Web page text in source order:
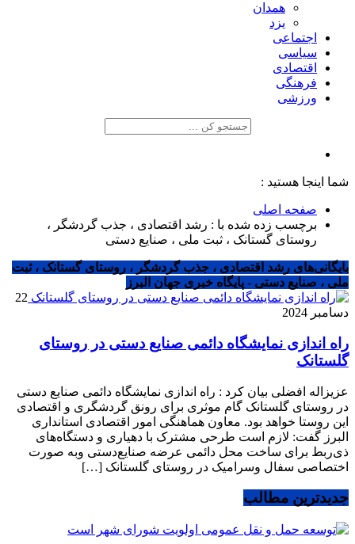
همدان
یزد
اجتماعی
سیاسی
اقتصادی
فرهنگی
ورزشی
شما اینجا هستید :
صفحه اصلی
برچسب زده شده با : رشد اقتصادی ، جذب گردشگر ،
روستای گستانک ، ثبت ملی ، صنایع دستی
بایگانی‌های رشد اقتصادی ، جذب گردشگر ، روستای گستانک ، ثبت
ملی ، صنایع دستی - پایگاه خبری جهان البرز
22
دسامبر 2024
راه اندازی نمایشگاه دائمی صنایع دستی در روستای
گلستانک
عزیزاله افضلی بیان کرد : راه اندازی نمایشگاه دائمی صنایع دستی
در روستای گلستانک گام موثری برای رونق گردشگری و اقتصادی
این روستا خواهد بود. معاون هماهنگی امور اقتصادی استانداری
البرز گفت: لازم است طرحی مشترک با دهیاری و دستگاه‌های
ذی‌ربط برای ساخت محل دائمی عرضه صنایع‌دستی وبه صورت
اختصاصی سفال وسرامیک در روستای گلستانک […]
جدیدترین مطالب